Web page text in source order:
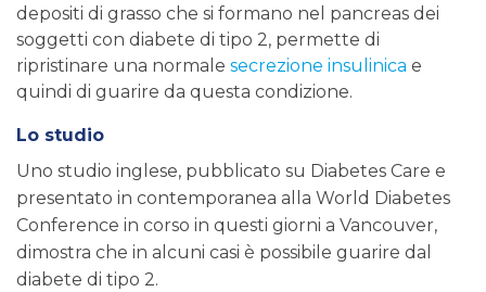
depositi di grasso che si formano nel pancreas dei
soggetti con diabete di tipo 2, permette di
ripristinare una normale secrezione insulinica e
quindi di guarire da questa condizione.
Lo studio
Uno studio inglese, pubblicato su Diabetes Care e
presentato in contemporanea alla World Diabetes
Conference in corso in questi giorni a Vancouver,
dimostra che in alcuni casi è possibile guarire dal
diabete di tipo 2.